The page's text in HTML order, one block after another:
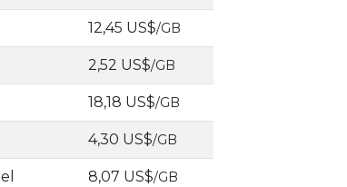
12,45 US$/GB
2,52 US$/GB
18,18 US$/GB
4,30 US$/GB
8,07 US$/GB